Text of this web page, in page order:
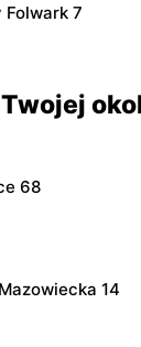
Folwark 7
68
14